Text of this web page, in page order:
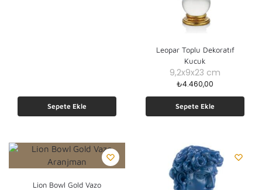
Sepete Ekle
Leopar Toplu Dekoratıf
Kucuk
9,2x9x23 cm
₺4.460,00
Sepete Ekle
Lion Bowl Gold Vazo